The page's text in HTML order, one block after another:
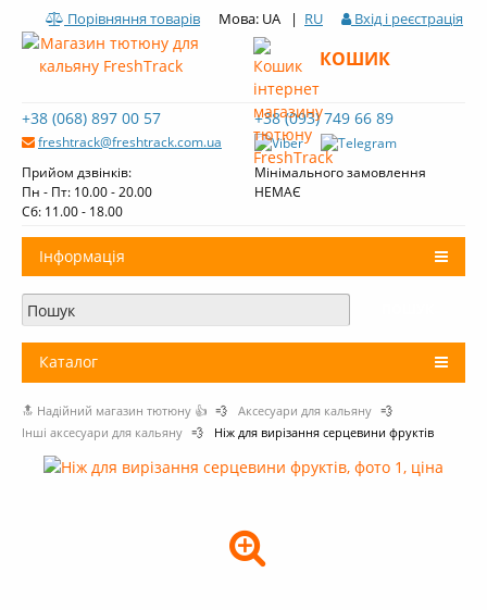
Порівняння товарів Мова: UA | RU Вхід і реєстрація
+38 (068) 897 00 57
freshtrack@freshtrack.com.ua
+38 (093) 749 66 89
Прийом дзвінків:
Пн - Пт: 10.00 - 20.00
Cб: 11.00 - 18.00
Мінімального замовлення
НЕМАЄ
КОШИК
Інформація
Про нас
Доставка і оплата
Огляди тютюну Fresh Track
Каталог
Тютюн для кальяну
Вугілля для кальяну
Комплектуючі для кальяну
🔝 Надійний магазин тютюну 👍 💨 Аксесуари для кальяну 💨
Інші аксесуари для кальяну 💨 Ніж для вирізання серцевини фруктів